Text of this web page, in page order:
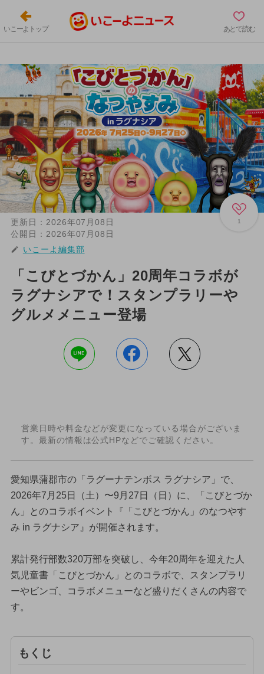
いこーよトップ あとで読む
1
更新日： 2026年07月08日
公開日： 2026年07月08日
いこーよ編集部
「こびとづかん」20周年コラボが
ラグナシアで！スタンプラリーや
グルメメニュー登場
営業日時や料金などが変更になっている場合がございま
す。最新の情報は公式HPなどでご確認ください。
愛知県蒲郡市の「ラグーナテンボス ラグナシア」で、
2026年7月25日（土）〜9月27日（日）に、「こびとづか
ん」とのコラボイベント『「こびとづかん」のなつやす
み in ラグナシア』が開催されます。
累計発行部数320万部を突破し、今年20周年を迎えた人
気児童書「こびとづかん」とのコラボで、スタンプラリ
ーやビンゴ、コラボメニューなど盛りだくさんの内容で
す。
もくじ